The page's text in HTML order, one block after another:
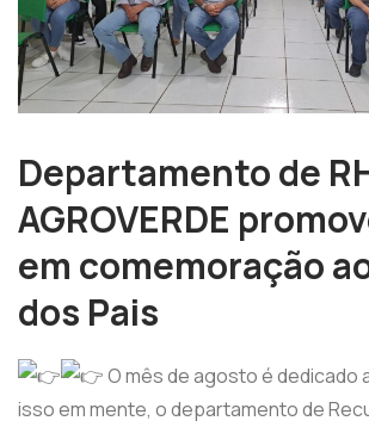
Departamento de
AGROVERDE
em comemoração
dos Pais
O mês de agosto é dedicado
isso em mente, o departamento de